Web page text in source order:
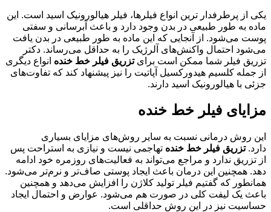
یکی از پرطرفدار ترین انواع فیلرها، فیلر هیالورونیک اسید است. این
ماده به طور طبیعی در بدن وجود دارد و باعث آبرسانی و سفتی
پوست می‌شود. از آنجایی که این ماده به طور طبیعی در بدن یافت
می‌شود احتمال واکنش‌های آلرژیک را به حداقل می‌رساند. دکتر
تزریق فیلر شما ممکن است برایتزریق فیلر خط خنده انواع دیگری
از جمله کلسیم هیدورکسیل آپاتیت را نیز پیشنهاد کند که تفاوت‌های
جزئی با هیالورونیک اسید دارند.
مزایای فیلر خط خنده
این روش درمانی نسبت به سایر روش‌های مزایای بسیاری
دارد.تزریق فیلر خط خنده تهاجمی نیست و نیازی به استراحت پس
از تزریق ندارد و مراجع می‌تواند به فعالیت‌های روزمره خود ادامه
دهد. همچنین این درمان باعث ایجاد پوستی صاف‌تر و نرم‌تر می‌شود.
همانطور که گفتیم فیلر تولید کلاژن را افزایش می‌دهد و همچنین
باعث یک لیفت کلی در صورت هم می‌شود. عوارض و احتمال ایجاد
حساسیت نیز در این روش حداقلی است.